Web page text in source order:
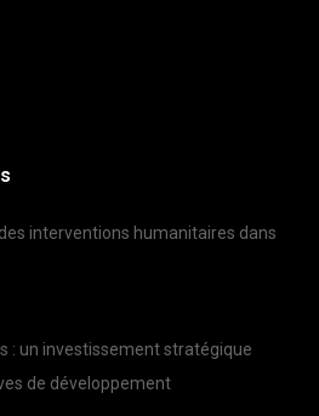
interventions humanitaires dans
: un investissement stratégique
de développement